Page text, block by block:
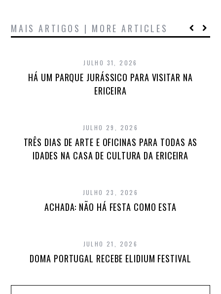
MAIS ARTIGOS | MORE ARTICLES
JULHO 31, 2026
HÁ UM PARQUE JURÁSSICO PARA VISITAR NA
ERICEIRA
JULHO 29, 2026
TRÊS DIAS DE ARTE E OFICINAS PARA TODAS AS
IDADES NA CASA DE CULTURA DA ERICEIRA
JULHO 23, 2026
ACHADA: NÃO HÁ FESTA COMO ESTA
JULHO 21, 2026
DOMA PORTUGAL RECEBE ELIDIUM FESTIVAL